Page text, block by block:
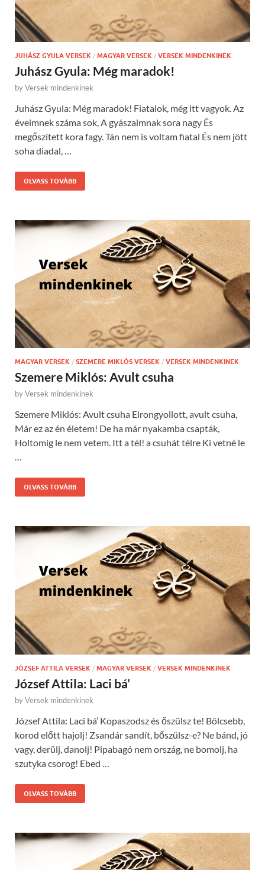
JUHÁSZ GYULA VERSEK / MAGYAR VERSEK / VERSEK MINDENKINEK
Juhász Gyula: Még maradok!
byVersek mindenkinek
Juhász Gyula: Még maradok! Fiatalok, még itt vagyok. Az
éveimnek száma sok, A gyászaimnak sora nagy És
megőszített kora fagy. Tán nem is voltam fiatal És nem jött
soha diadal, …
OLVASS TOVÁBB
MAGYAR VERSEK / SZEMERE MIKLÓS VERSEK / VERSEK MINDENKINEK
Szemere Miklós: Avult csuha
byVersek mindenkinek
Szemere Miklós: Avult csuha Elrongyollott, avult csuha,
Már ez az én életem! De ha már nyakamba csapták,
Holtomig le nem vetem. Itt a tél! a csuhát télre Ki vetné le
…
OLVASS TOVÁBB
JÓZSEF ATTILA VERSEK / MAGYAR VERSEK / VERSEK MINDENKINEK
József Attila: Laci bá’
byVersek mindenkinek
József Attila: Laci bá’ Kopaszodsz és őszülsz te! Bölcsebb,
korod előtt hajolj! Zsandár sandít, bőszülsz-e? Ne bánd, jó
vagy, derülj, danolj! Pipabagó nem ország, ne bomolj, ha
szutyka csorog! Ebed …
OLVASS TOVÁBB